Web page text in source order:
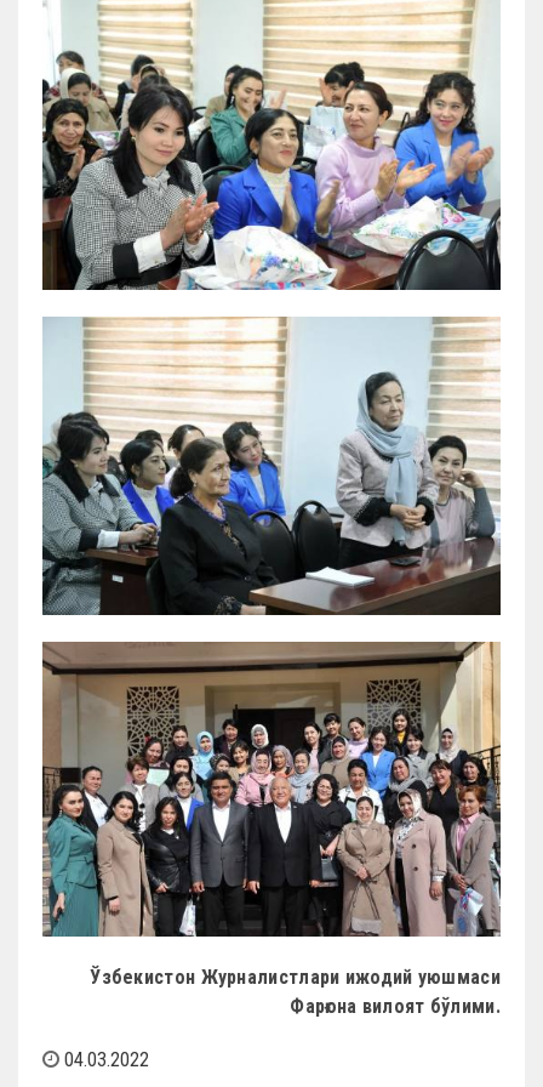
Ўзбекистон Журналистлари ижодий уюшмаси
Фарғона вилоят бўлими.
04.03.2022